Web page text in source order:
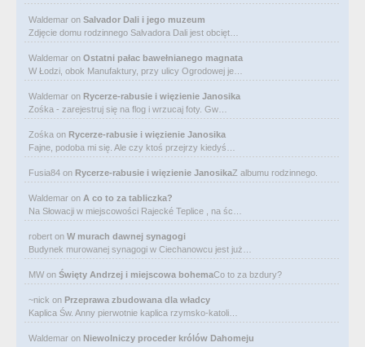
Waldemar on Salvador Dali i jego muzeum
Zdjęcie domu rodzinnego Salvadora Dali jest obcięt…
Waldemar on Ostatni pałac bawełnianego magnata
W Łodzi, obok Manufaktury, przy ulicy Ogrodowej je…
Waldemar on Rycerze-rabusie i więzienie Janosika
Zośka - zarejestruj się na flog i wrzucaj foty. Gw…
Zośka on Rycerze-rabusie i więzienie Janosika
Fajne, podoba mi się. Ale czy ktoś przejrzy kiedyś…
Fusia84 on Rycerze-rabusie i więzienie JanosikaZ albumu rodzinnego.
Waldemar on A co to za tabliczka?
Na Słowacji w miejscowości Rajecké Teplice , na śc…
robert on W murach dawnej synagogi
Budynek murowanej synagogi w Ciechanowcu jest już…
MW on Święty Andrzej i miejscowa bohemaCo to za bzdury?
~nick on Przeprawa zbudowana dla władcy
Kaplica Św. Anny pierwotnie kaplica rzymsko-katoli…
Waldemar on Niewolniczy proceder królów Dahomeju